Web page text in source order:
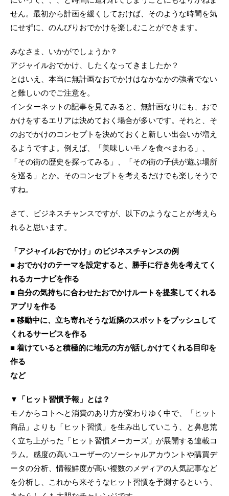
せん。最初から計画を緩くしておけば、そのような時間を気
にせずに、のんびりおでかけを楽しむことができます。
みなさま、いかがでしょうか？
アジャイルおでかけ、したくなってきましたか？
とはいえ、本当に無計画なおでかけはなかなかの強者でない
と難しいのでご注意を。
インターネットの記事を見てみると、無計画なりにも、おで
かけをするエリアは決めておく場合が多いです。それと、そ
のおでかけのコンセプトを決めておくと新しい出会いが増え
るようですよ。例えば、「美味しいモノを食べまわる」、
「その街の歴史を探ってみる」、「その街の子供が遊ぶ場所
を巡る」とか。そのコンセプトを考えるだけでも楽しそうで
すね。
さて、ビジネスチャンスですが、以下のようなことが考えら
れると思います。
「アジャイルおでかけ」のビジネスチャンスの例
■ おでかけのテーマを設定すると、勝手に行き先を考えてく
れるカーナビを作る
■ 自分の気持ちに合わせたおでかけルートを提案してくれる
アプリを作る
■ 移動中に、立ち寄れそうな近隣のスポットをプッシュして
くれるサービスを作る
■ 着けていると積極的に地元の方が話しかけてくれる目印を
作る
など
▼「ヒット習慣予報」とは？
モノからコトへと消費のあり方が変わりゆく中で、「ヒット
商品」よりも「ヒット習慣」を生み出していこう、と鼻息荒
く立ち上がった「ヒット習慣メーカーズ」が展開する連載コ
ラム。感度の高いユーザーのソーシャルアカウントや購買デ
ータの分析、情報鮮度が高い複数のメディアの人気記事など
を分析し、これから来そうなヒット習慣を予測するという、